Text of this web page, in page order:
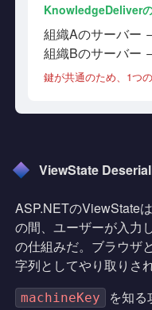
KnowledgeDeliverの
組織Aのサーバー
組織Bのサーバー
鍵が共通のため、1つ
ViewState
ASP.NETのViewState
の間、ユーザーが入力
の仕組みだ。ブラウザ
字列としてやり取りされ
machineKey
を知